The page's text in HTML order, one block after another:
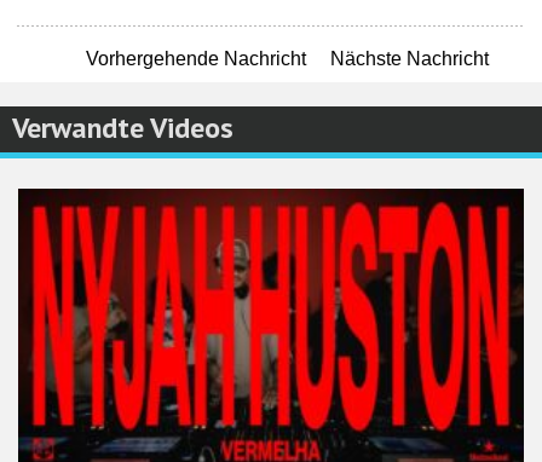
Vorhergehende Nachricht Nächste Nachricht
Verwandte Videos